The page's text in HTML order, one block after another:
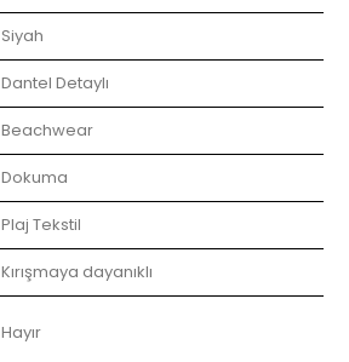
Siyah
Dantel Detaylı
Beachwear
Dokuma
Plaj Tekstil
Kırışmaya dayanıklı
Hayır